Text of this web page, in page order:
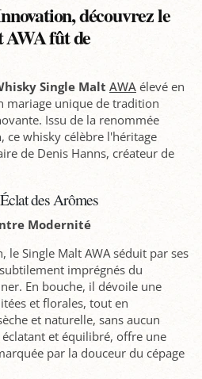
découvrez le
fût de
Single Malt AWA élevé en
mariage unique de tradition
Issu de la renommée
ce whisky célèbre l'héritage
de Denis Hanns, créateur de
des Arômes
Modernité
le Single Malt AWA séduit par ses
imprégnés du
En bouche, il dévoile une
et florales, tout en
et naturelle, sans aucun
et équilibré, offre une
par la douceur du cépage